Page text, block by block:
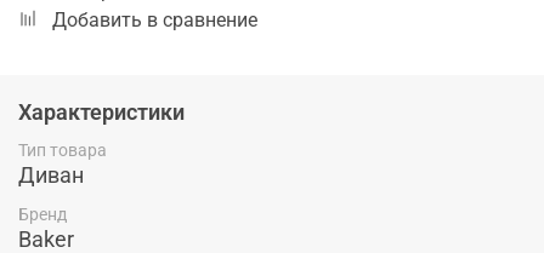
Добавить в сравнение
Характеристики
Тип товара
Диван
Бренд
Baker